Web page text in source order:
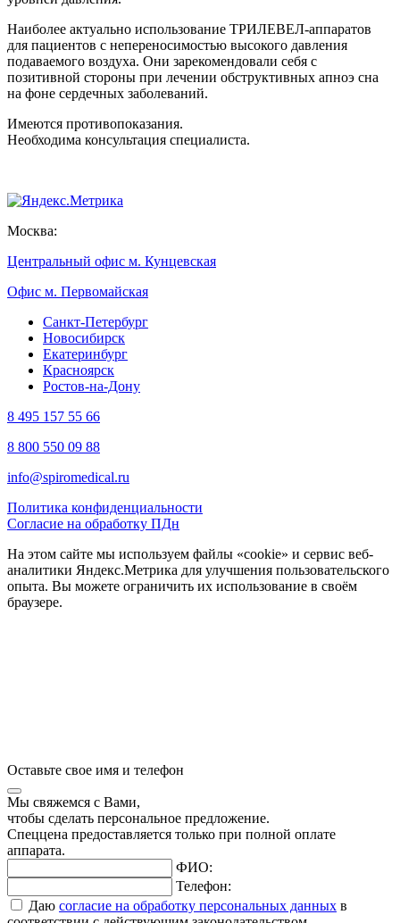
Наиболее актуально использование ТРИЛЕВЕЛ-аппаратов
для пациентов c непереносимостью высокого давления
подаваемого воздуха. Они зарекомендовали себя с
позитивной стороны при лечении обструктивных апноэ сна
на фоне сердечных заболеваний.
Имеются противопоказания.
Необходима консультация специалиста.
Москва:
Центральный офис м. Кунцевская
Офис м. Первомайская
Санкт-Петербург
Новосибирск
Екатеринбург
Красноярск
Ростов-на-Дону
8 495 157 55 66
8 800 550 09 88
info@spiromedical.ru
Политика конфиденциальности
Согласие на обработку ПДн
На этом сайте мы используем файлы «cookie» и сервис веб-
аналитики Яндекс.Метрика для улучшения пользовательского
опыта. Вы можете ограничить их использование в своём
браузере.
Оставьте свое имя и телефон
Мы свяжемся с Вами,
чтобы сделать персональное предложение.
Спеццена предоставляется только при полной оплате
аппарата.
ФИО:
Телефон:
Даю согласие на обработку персональных данных в